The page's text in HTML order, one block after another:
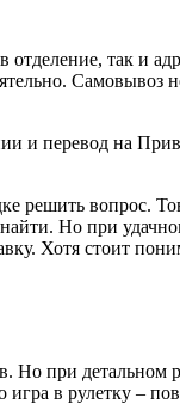
так и
и перевод на
решить вопрос.
Но при
Хотя стоит
при детальном
в рулетку –